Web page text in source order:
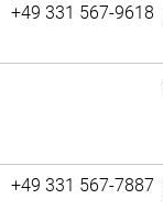
+49 331 567-9618
+49 331 567-7887